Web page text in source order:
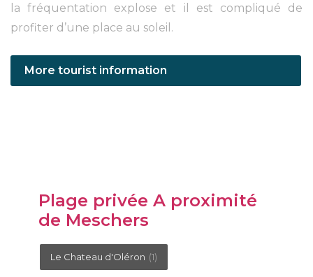
la fréquentation explose et il est compliqué de
profiter d’une place au soleil.
More tourist information
Plage privée A proximité
de Meschers
Le Chateau d'Oléron (1)